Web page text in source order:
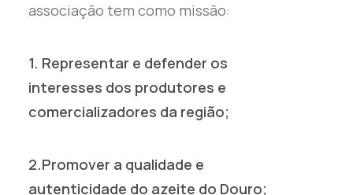
associação tem como missão:
1. Representar e defender os
interesses dos produtores e
comercializadores da região;
2.Promover a qualidade e
autenticidade do azeite do Douro;